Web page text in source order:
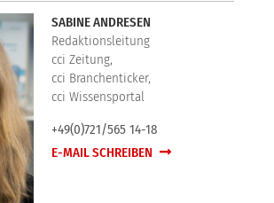
SABINE ANDRESEN
Redaktionsleitung
cci Zeitung,
cci Branchenticker,
cci Wissensportal
+49(0)721/565 14-18
E-MAIL SCHREIBEN